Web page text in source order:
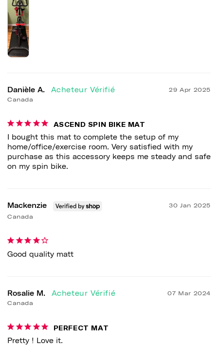
29 Apr 2025
Danièle A.
Canada
ASCEND SPIN BIKE MAT
I bought this mat to complete the setup of my
home/office/exercise room. Very satisfied with my
purchase as this accessory keeps me steady and safe
on my spin bike.
30 Jan 2025
Mackenzie
Canada
Good quality matt
07 Mar 2024
Rosalie M.
Canada
PERFECT MAT
Pretty ! Love it.